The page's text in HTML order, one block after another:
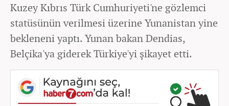
Kuzey Kıbrıs Türk Cumhuriyeti'ne gözlemci
statüsünün verilmesi üzerine Yunanistan yine
bekleneni yaptı. Yunan bakan Dendias,
Belçika'ya giderek Türkiye'yi şikayet etti.